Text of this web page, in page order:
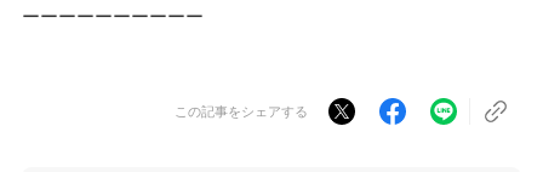
ーーーーーーーーーー
この記事をシェアする